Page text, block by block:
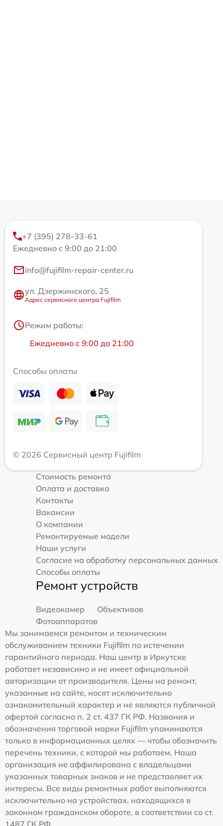
+7 (395) 278-33-61
Ежедневно с 9:00 до 21:00
info@fujifilm-repair-center.ru
ул. Дзержинского, 25
Адрес сервисного центра Fujifilm
Режим работы:
Ежедневно с 9:00 до 21:00
Способы оплаты
© 2026 Сервисный центр Fujifilm
Стоимость ремонта
Оплата и доставка
Контакты
Вакансии
О компании
Ремонтируемые модели
Наши услуги
Согласие на обработку персональных данных
Способы оплаты
Ремонт устройств
Видеокамер
Объективов
Фотоаппаратов
Мы занимаемся ремонтом и техническим
обслуживанием техники Fujifilm по истечении
гарантийного периода. Наш центр в Иркутске
работает независимо и не имеет официальной
авторизации от производителя. Цены на ремонт,
указанные на сайте, носят исключительно
ознакомительный характер и не являются публичной
офертой согласно п. 2 ст. 437 ГК РФ. Названия и
обозначения торговой марки Fujifilm упоминаются
только в информационных целях — чтобы обозначить
перечень техники, с которой мы работаем. Наша
организация не аффилирована с владельцами
указанных товарных знаков и не представляет их
интересы. Все виды ремонтных работ выполняются
исключительно на устройствах, находящихся в
законном гражданском обороте, в соответствии со ст.